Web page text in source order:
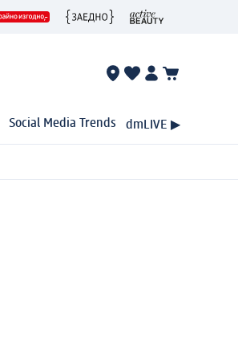
Social Media Trends dmLIVE ▶